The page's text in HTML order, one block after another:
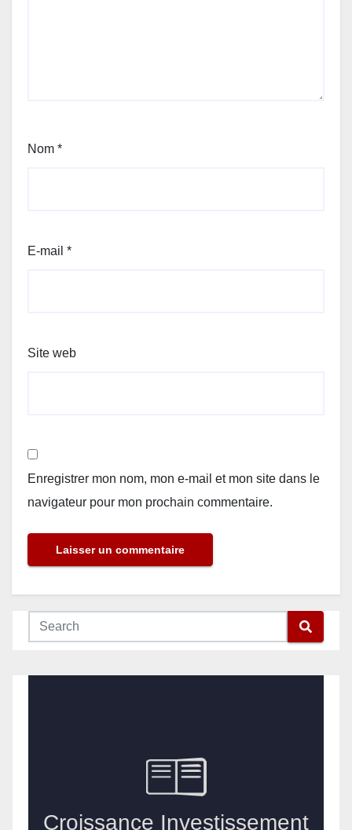
Nom *
E-mail *
Site web
Enregistrer mon nom, mon e-mail et mon site dans le
navigateur pour mon prochain commentaire.